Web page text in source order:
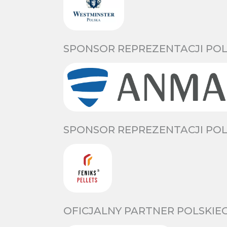
SPONSOR REPREZENTACJI
SPONSOR REPREZENTACJI
OFICJALNY PARTNER